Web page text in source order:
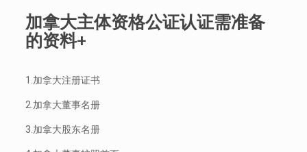
加拿大主体资格公证认证需准备
的资料+
1.加拿大注册证书
2.加拿大董事名册
3.加拿大股东名册